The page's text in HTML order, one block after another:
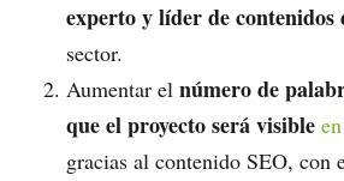
experto y líder de contenidos
sector.
Aumentar el número de
que el proyecto será visible
gracias al contenido SEO, con